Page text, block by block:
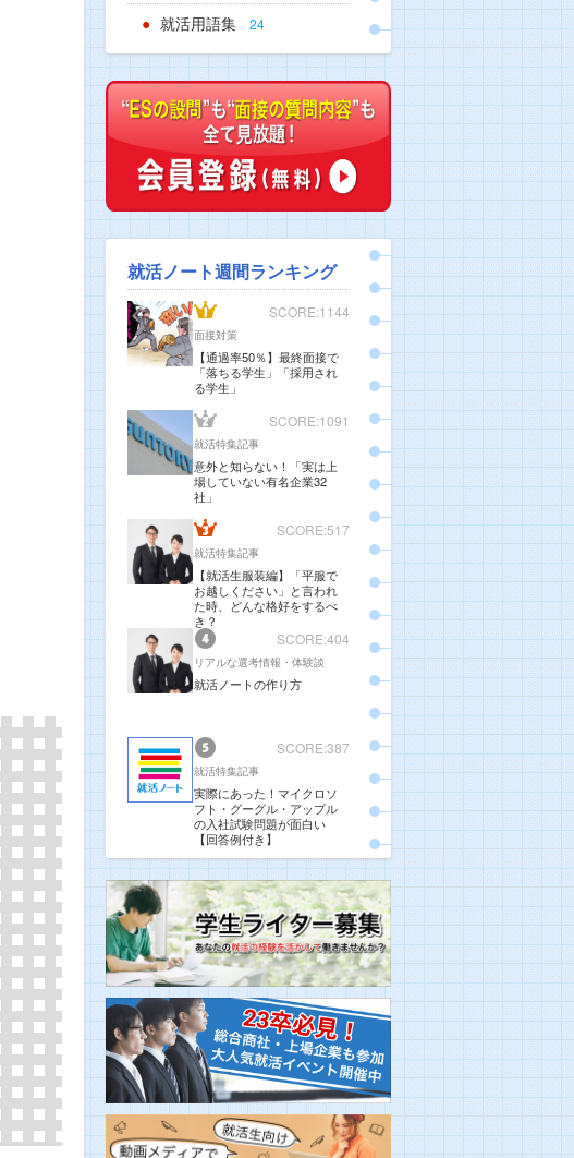
就活用語集 24
就活ノート週間ランキング
SCORE:1144
面接対策
【通過率50％】最終面接で
「落ちる学生」「採用され
る学生」
SCORE:1091
就活特集記事
意外と知らない！「実は上
場していない有名企業32
社」
SCORE:517
就活特集記事
【就活生服装編】「平服で
お越しください」と言われ
た時、どんな格好をするべ
き？
SCORE:404
リアルな選考情報・体験談
就活ノートの作り方
SCORE:387
就活特集記事
実際にあった！マイクロソ
フト・グーグル・アップル
の入社試験問題が面白い
【回答例付き】